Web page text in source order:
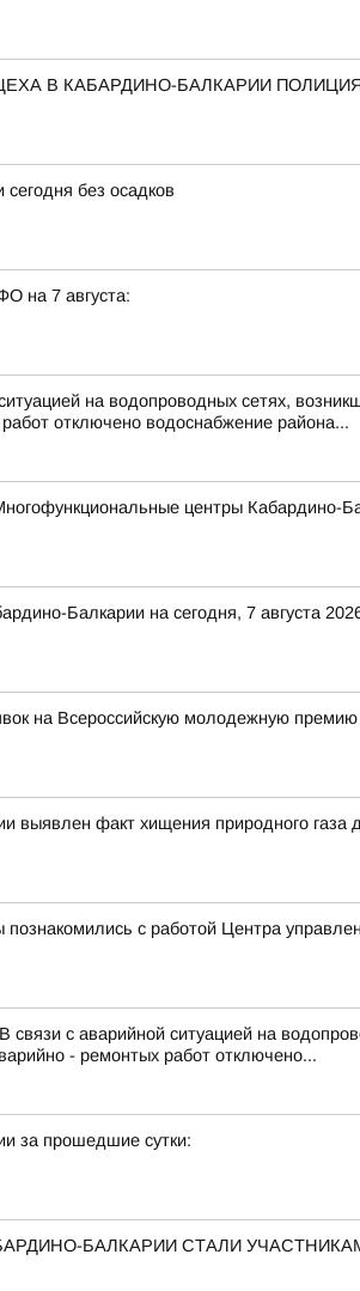
В КАБАРДИНО-БАЛКАРИИ
сегодня без осадков
на 7 августа:
на водопроводных сетях,
отключено водоснабжение района...
центры Кабардино-
Балкарии на сегодня, 7 августа
на Всероссийскую молодежную
выявлен факт хищения природного газа
с работой Центра
с аварийной ситуацией на
- ремонтых работ отключено...
за прошедшие сутки:
БАЛКАРИИ СТАЛИ